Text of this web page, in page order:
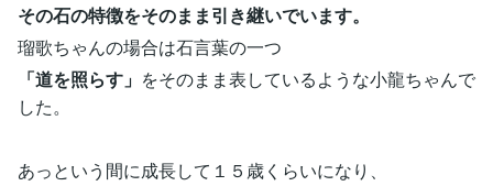
その石の特徴をそのまま引き継いでいます。
瑠歌ちゃんの場合は石言葉の一つ
「道を照らす」 をそのまま表しているような小龍ちゃんで
した。
あっという間に成長して１５歳くらいになり、